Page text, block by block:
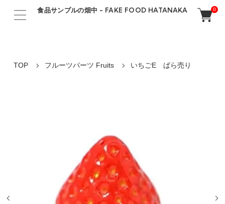
食品サンプルの畑中 - FAKE FOOD HATANAKA 0
TOP フルーツパーツ Fruits いちごE ばら売り